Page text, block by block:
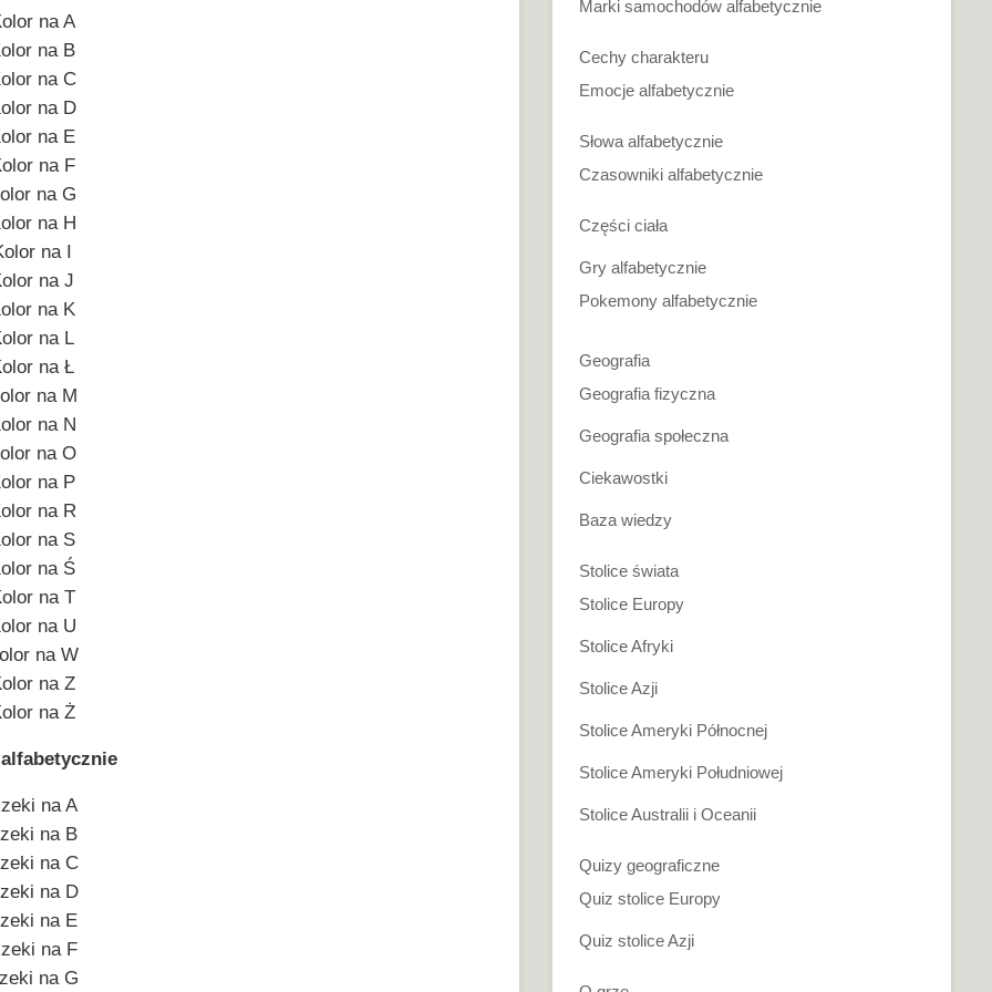
na A
na B
na C
na D
na E
na F
na G
na H
na I
na J
na K
na L
na Ł
na M
na N
na O
na P
na R
na S
na Ś
na T
na U
na W
na Z
na Ż
na A
na B
na C
na D
na E
na F
na G
Marki samochodów alfabetycznie
Cechy charakteru
Emocje alfabetycznie
Słowa alfabetycznie
Czasowniki alfabetycznie
Części ciała
Gry alfabetycznie
Pokemony alfabetycznie
Geografia
Geografia fizyczna
Geografia społeczna
Ciekawostki
Baza wiedzy
Stolice świata
Stolice Europy
Stolice Afryki
Stolice Azji
Stolice Ameryki Północnej
Stolice Ameryki Południowej
Stolice Australii i Oceanii
Quizy geograficzne
Quiz stolice Europy
Quiz stolice Azji